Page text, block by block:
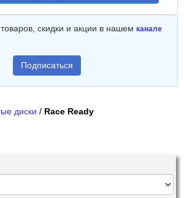
скидки и акции в нашем канале
Подписаться
диски / Race Ready